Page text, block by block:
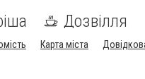
Дозвілля
Карта міста